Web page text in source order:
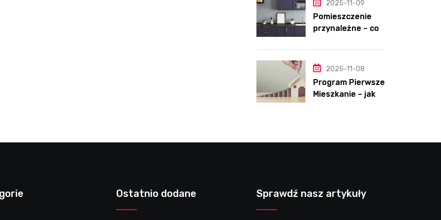
2025-11-09
Pomieszczenie
przynależne – co
2025-11-08
Program Pierwsze
Mieszkanie – jak
rozwiązanie?
Ostatnio dodane Sprawdź nasz artykuły